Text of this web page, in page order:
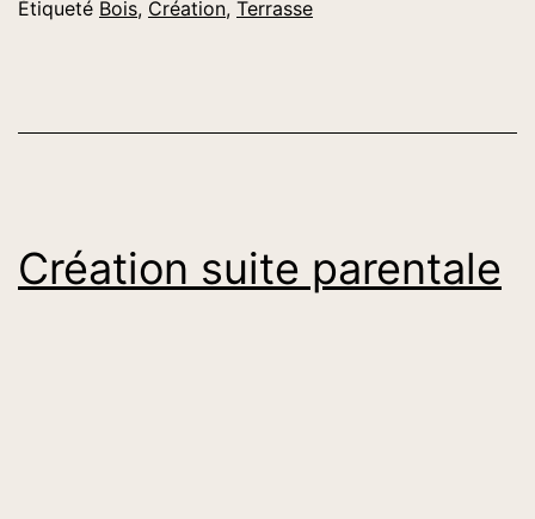
Étiqueté Bois, Création, Terrasse
Création suite parentale